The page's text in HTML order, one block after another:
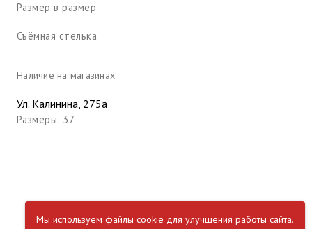
Размер в размер
Съёмная стелька
Наличие на магазинах
Ул. Калинина, 275а
Размеры: 37
Мы используем файлы cookie для улучшения работы сайта.